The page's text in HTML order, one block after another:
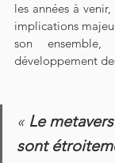
les années à
implications
son
développement
« Le
sont